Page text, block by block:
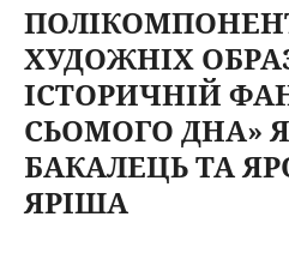
ХУДОЖНІХ
ІСТОРИЧНІЙ
СЬОМОГО ДНА»
БАКАЛЕЦЬ ТА
ЯРІША